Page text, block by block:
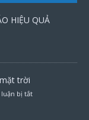
HIỆU QUẢ
trời
luận bị tắt